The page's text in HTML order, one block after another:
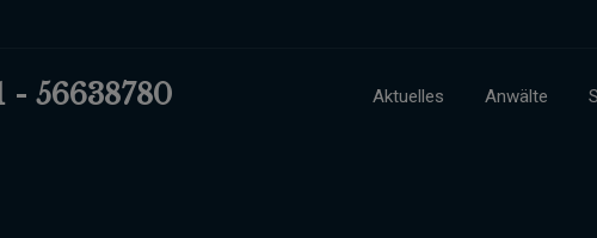
- 56638780 Aktuelles Anwälte